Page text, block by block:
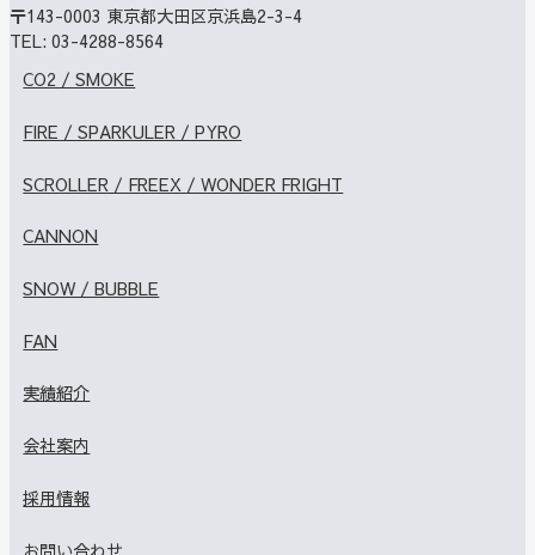
〒143-0003 東京都大田区京浜島2-3-4
TEL: 03-4288-8564
CO2 / SMOKE
FIRE / SPARKULER / PYRO
SCROLLER / FREEX / WONDER FRIGHT
CANNON
SNOW / BUBBLE
FAN
実績紹介
会社案内
採用情報
お問い合わせ